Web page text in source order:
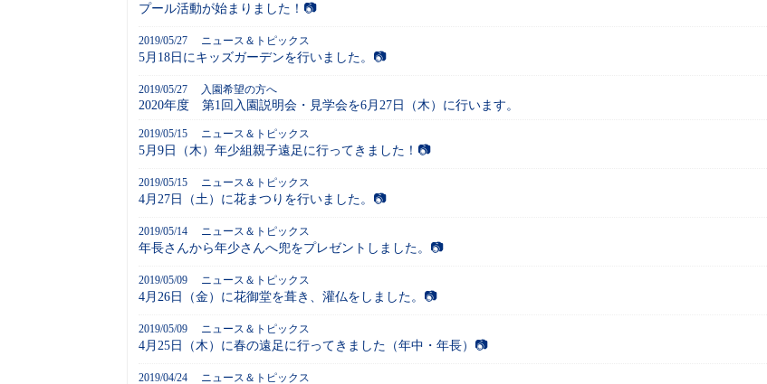
プール活動が始まりました！📷
2019/05/27 ニュース＆トピックス
5月18日にキッズガーデンを行いました。📷
2019/05/27 入園希望の方へ
2020年度 第1回入園説明会・見学会を6月27日（木）に行います。
2019/05/15 ニュース＆トピックス
5月9日（木）年少組親子遠足に行ってきました！📷
2019/05/15 ニュース＆トピックス
4月27日（土）に花まつりを行いました。📷
2019/05/14 ニュース＆トピックス
年長さんから年少さんへ兜をプレゼントしました。📷
2019/05/09 ニュース＆トピックス
4月26日（金）に花御堂を葺き、灌仏をしました。📷
2019/05/09 ニュース＆トピックス
4月25日（木）に春の遠足に行ってきました（年中・年長）📷
2019/04/24 ニュース＆トピックス